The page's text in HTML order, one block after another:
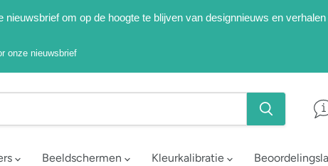
nieuwsbrief om op de hoogte te blijven van designnieuws en
onze nieuwsbrief
Beeldschermen Kleurkalibratie